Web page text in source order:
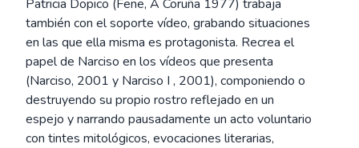
Patricia Dopico (Fene, A Coruña 1977) trabaja
también con el soporte vídeo, grabando situaciones
en las que ella misma es protagonista. Recrea el
papel de Narciso en los vídeos que presenta
(Narciso, 2001 y Narciso I , 2001), componiendo o
destruyendo su propio rostro reflejado en un
espejo y narrando pausadamente un acto voluntario
con tintes mitológicos, evocaciones literarias,